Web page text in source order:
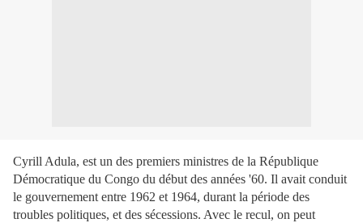
Cyrill Adula, est un des premiers ministres de la République
Démocratique du Congo du début des années '60. Il avait conduit
le gouvernement entre 1962 et 1964, durant la période des
troubles politiques, et des sécessions. Avec le recul, on peut